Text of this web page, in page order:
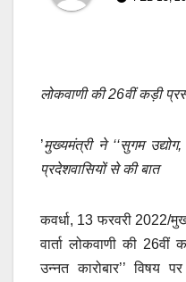
लोकवाणी की 26वीं कड़ी
’मुख्यमंत्री ने ‘‘सुगम उद्योग,
प्रदेशवासियों से की बात
कवर्धा, 13 फरवरी 2022/
वार्ता लोकवाणी की 26वीं
उन्नत कारोबार’’ विषय